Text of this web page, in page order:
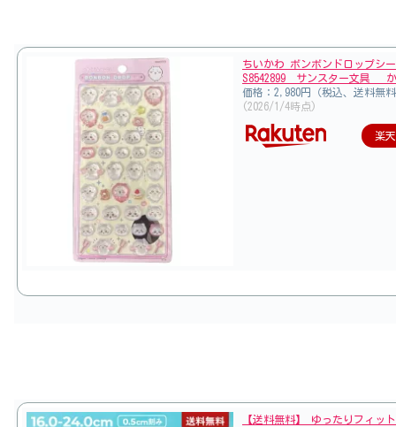
ちいかわ ボンボンドロップシ
S8542899 サンスター文具
価格：2,980円（税込、送料無
(2026/1/4時点)
楽
【送料無料】 ゆったりフィッ